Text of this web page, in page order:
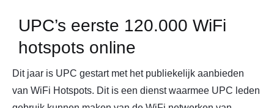
UPC’s eerste 120.000 WiFi
hotspots online
Dit jaar is UPC gestart met het publiekelijk aanbieden
van WiFi Hotspots. Dit is een dienst waarmee UPC leden